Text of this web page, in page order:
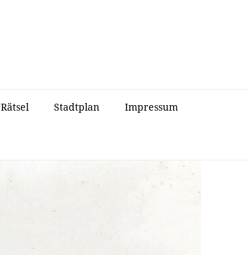
Rätsel Stadtplan Impressum